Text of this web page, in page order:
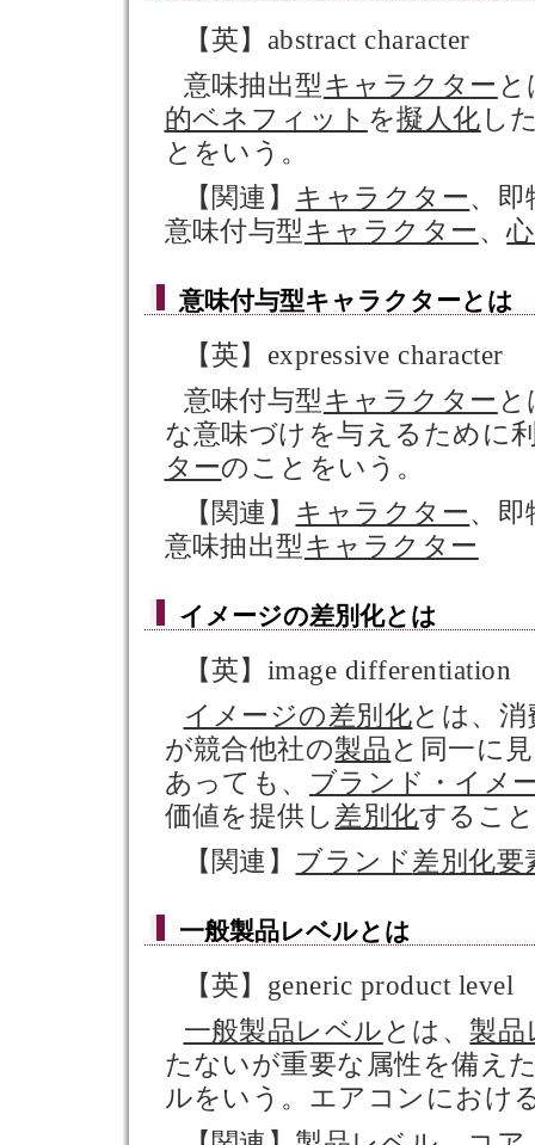
【英】abstract character
意味抽出型 キャラクター と
的ベネフィット を擬人化 し
とをいう。
【関連】 キャラクター、即
意味付与型 キャラクター 、
意味付与型キャラクターとは
【英】expressive character
意味付与型 キャラクター と
な意味づけを与えるために
ターのことをいう。
【関連】 キャラクター、即
意味抽出型 キャラクター
イメージの差別化とは
【英】image differentiation
イメージの差別化とは、
が競合他社の製品 と同一に
あっても、 ブランド・イメ
価値を提供し 差別化するこ
【関連】 ブランド 差別化要
一般製品レベルとは
【英】generic product level
一般製品レベル とは、 製品
たないが重要な属性を備え
ルをいう。エアコンにおけ